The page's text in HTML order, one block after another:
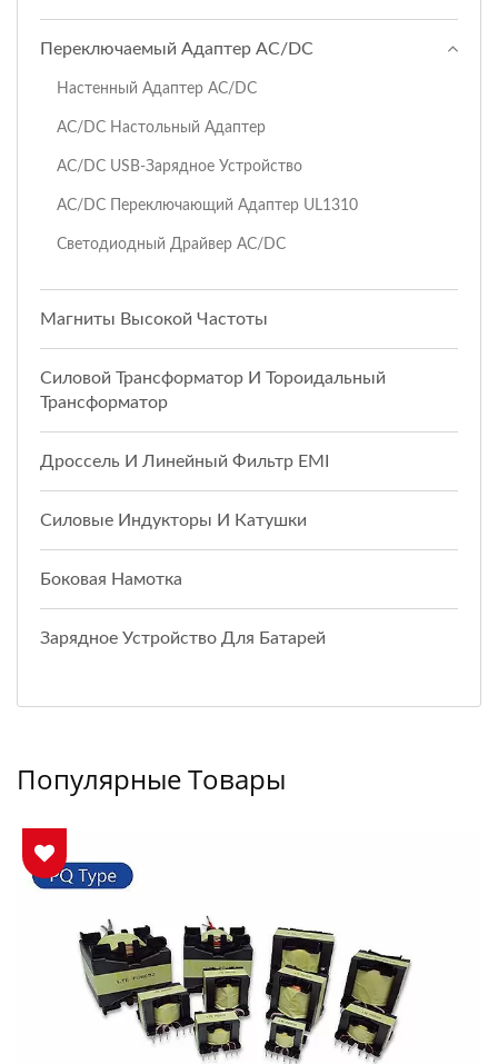
Переключаемый Адаптер AC/DC
Настенный Адаптер AC/DC
AC/DC Настольный Адаптер
AC/DC USB-Зарядное Устройство
AC/DC Переключающий Адаптер UL1310
Светодиодный Драйвер AC/DC
Магниты Высокой Частоты
Силовой Трансформатор И Тороидальный
Трансформатор
Дроссель И Линейный Фильтр EMI
Силовые Индукторы И Катушки
Боковая Намотка
Зарядное Устройство Для Батарей
Популярные Товары